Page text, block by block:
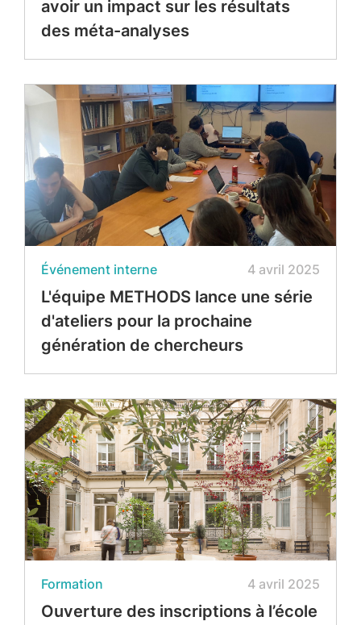
avoir un impact sur les résultats
des méta-analyses
Événement interne 4 avril 2025
L'équipe METHODS lance une série
d'ateliers pour la prochaine
génération de chercheurs
Formation 4 avril 2025
Ouverture des inscriptions à l’école